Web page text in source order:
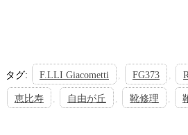
タグ: F.LLI Giacometti FG373
恵比寿 自由が丘 靴修理